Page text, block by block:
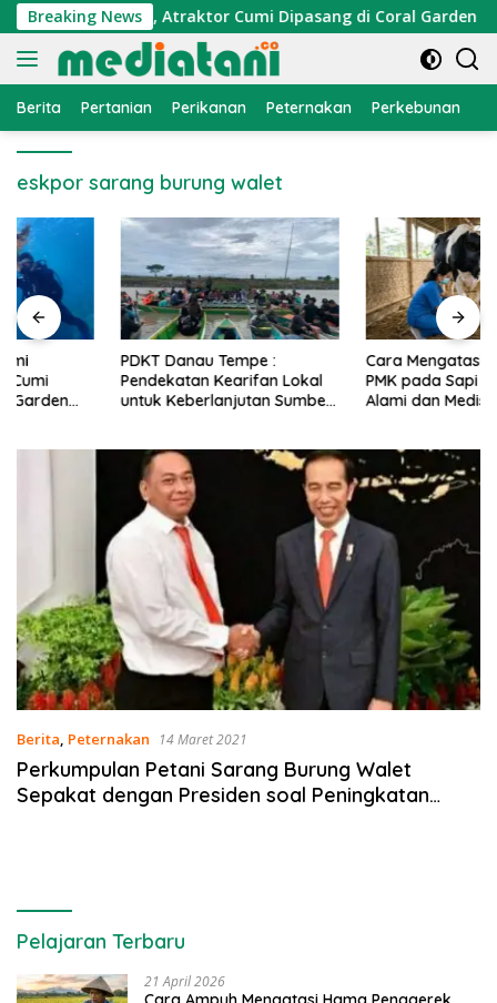
Langsung
ke
konten
Breaking News
Nelayan, Atraktor Cumi Dipasang di Coral Garden
Berita Pertanian Perikanan Peternakan Perkebunan
eskpor sarang burung walet
PDKT Danau Tempe :
Pendekatan Kearifan Lokal
untuk Keberlanjutan Sumber
Cara Mengatasi Penyakit
PMK pada Sapi Perah Secara
Alami dan Medis
Berita, Peternakan 14 Maret 2021
Perkumpulan Petani Sarang Burung Walet
Sepakat dengan Presiden soal Peningkatan
Pelajaran Terbaru
21 April 2026